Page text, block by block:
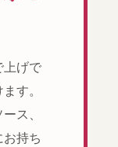
上げで
す。
ス、
持ち